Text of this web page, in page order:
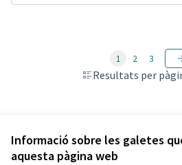
Informació sobre les galetes
aquesta pàgina web
Resultats per
1 2 3
Veure totes les propostes retirades